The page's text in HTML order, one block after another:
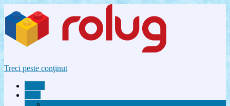
Treci peste conţinut